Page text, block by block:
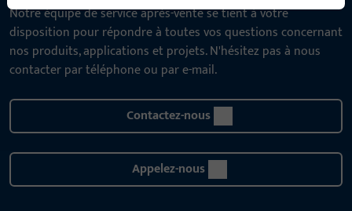
Notre équipe de service après-vente se tient à votre
disposition pour répondre à toutes vos questions concernant
nos produits, applications et projets. N'hésitez pas à nous
contacter par téléphone ou par e-mail.
Contactez-nous
Appelez-nous